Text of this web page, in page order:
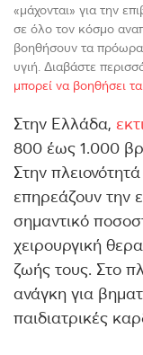
«μάχονται» για την
σε όλο τον κόσμο
βοηθήσουν τα
υγιή. Διαβάστε
μπορεί να βοηθήσει
Στην Ελλάδα,
800 έως 1.000
Στην
επηρεάζουν την
σημαντικό
χειρουργική
ζωής τους. Στο
ανάγκη για
παιδιατρικές